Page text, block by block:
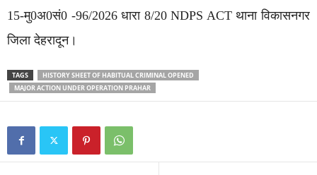
15-मु0अ0सं0 -96/2026 धारा 8/20 NDPS ACT थाना विकासनगर
जिला देहरादून।
TAGS
HISTORY SHEET OF HABITUAL CRIMINAL OPENED
MAJOR ACTION UNDER OPERATION PRAHAR